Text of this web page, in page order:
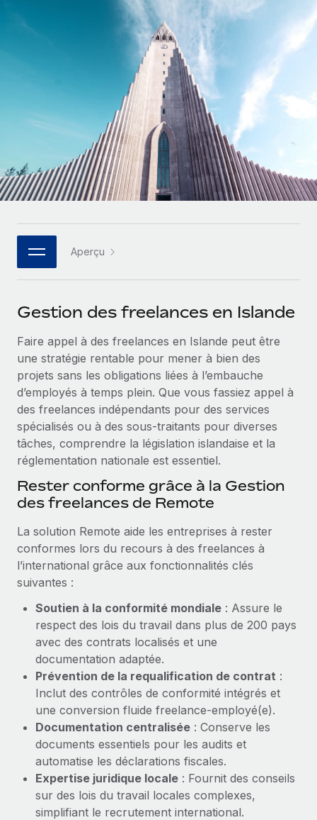
Gestion des freelances
Intégrez et gérez vos freelances partout dans le monde
Sous-traitez les opérations complexes liées à l’emploi
INFRASTRUCTURE
Intégration Remote
Intégrez vos RH aux flux de travail en toute simplicité
Plateforme
Connecter
Nouveau
Connectez n'importe quel outil d’IA à Remote grâce à
notre MCP
Intégrations
SERVICES
Demandez aux experts
Recevez des conseils d’experts sur les RH à
l’international et la conformité
Contrôles d’antécédents
Simplifiez vos processus de présélection des
candidats
Remote Watchtower
Gardez un temps d’avance sur les risques en
matière de conformité
Achetez et suivez vos équipements informatiques
dans le monde entier
Création d’entité
Établissez des entités rapidement et en toute
conformité
Mobilité et déménagement international
Organisez facilement le déménagement de vos
employés
Avantages sociaux
Gérez facilement les avantages sociaux
Comparer Remote
Examinez notre service par rapport aux autres
Des solutions agiles et internationales pour les RH et la
paie des entreprises en pleine croissance
Entreprises intermédiaires
Développez vos équipes avec des solutions RH sur
mesure
Entreprise
Les RH à l’international pour les grandes entreprises
Partenaires stratégiques de la tech
Devenir partenaire
Explorez avec nous vos opportunités de partenariat
Remote Build
Bientôt disponible
Conseil en intégrations et automatisations assistées par
ÉTUDES DE CAS
Calculateur de paiement des freelances
Découvrez les devises disponibles et les vitesses de
paiement pour vos freelances internationaux
APPRENDRE AVEC REMOTE
Recherche et guides
Études de cas
Checklists et modèles
Descriptions de postes
Salle de presse
Données sur les salaires et les talents
Centre de ressources
Obtenir de l’aide
Voir toutes les ressources
Paie multipays
EOR et PEO
Taxes
Explorer le blog
Mises à jour des produits de Remote :
Intégrations Gusto et Xero et Gestion des
freelances Plus
Remote a toujours pour mission d'aider les entreprises de
toute taille à embaucher, gérer et payer...
Nederlands
Español
Italiano
Português (Portugal)
日本語
한국어
Connexion
Aperçu
Gestion des freelances en Islande
Faire appel à des freelances en Islande peut être
une stratégie rentable pour mener à bien des
projets sans les obligations liées à l’embauche
d’employés à temps plein. Que vous fassiez appel à
des freelances indépendants pour des services
spécialisés ou à des sous-traitants pour diverses
tâches, comprendre la législation islandaise et la
réglementation nationale est essentiel.
Rester conforme grâce à la Gestion
des freelances de Remote
La solution Remote aide les entreprises à rester
conformes lors du recours à des freelances à
l’international grâce aux fonctionnalités clés
suivantes :
Soutien à la conformité mondiale : Assure le
respect des lois du travail dans plus de 200 pays
avec des contrats localisés et une
documentation adaptée.
Prévention de la requalification de contrat :
Inclut des contrôles de conformité intégrés et
une conversion fluide freelance-employé(e).
Documentation centralisée : Conserve les
documents essentiels pour les audits et
automatise les déclarations fiscales.
Expertise juridique locale : Fournit des conseils
sur des lois du travail locales complexes,
simplifiant le recrutement international.